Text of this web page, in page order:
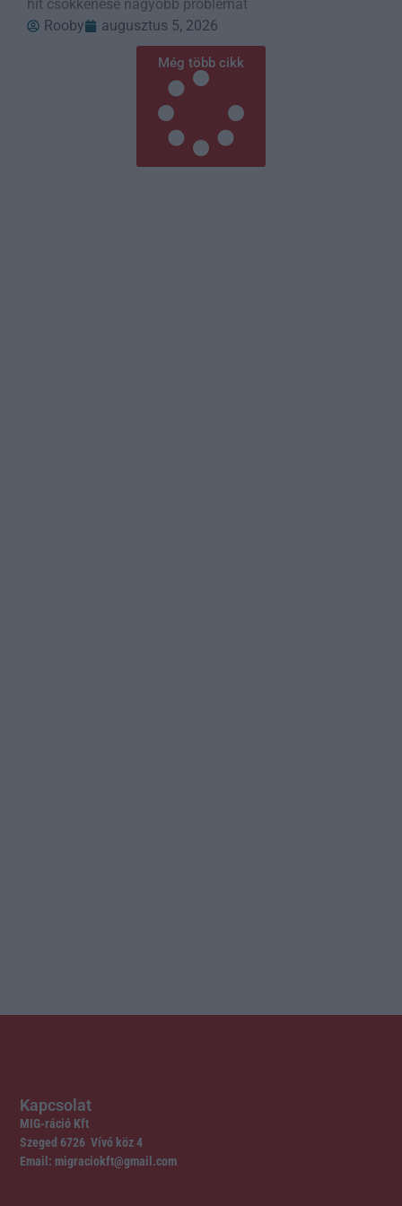
hit csökkenése nagyobb problémát
Rooby
augusztus 5, 2026
Még több cikk
Kapcsolat
MIG-ráció Kft
Szeged 6726 Vívó köz 4
Email: migraciokft@gmail.com